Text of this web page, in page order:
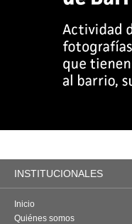
INSTITUCIONALES
Inicio
Quiénes somos